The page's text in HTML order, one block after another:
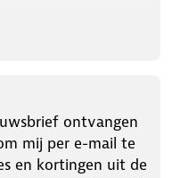
ontvangen
mij per e-mail te
en kortingen uit de